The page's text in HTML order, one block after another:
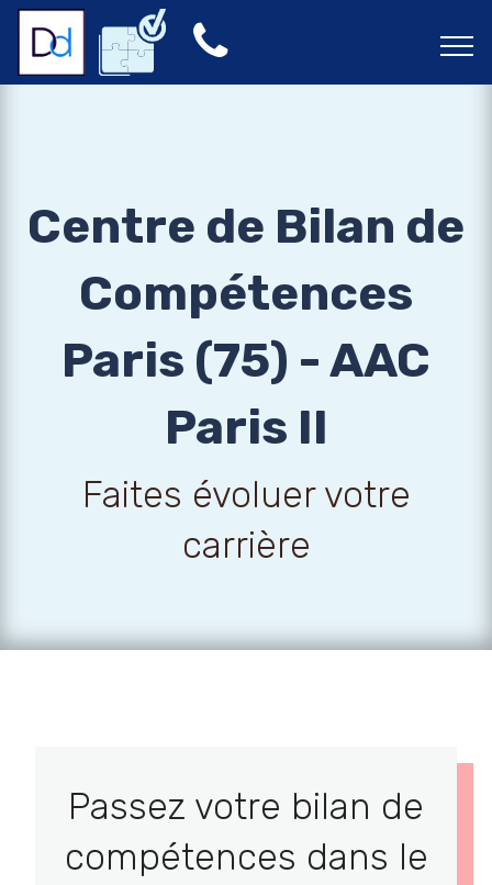
Centre de Bilan de
Compétences
Paris (75) - AAC
Paris II
Faites évoluer votre
carrière
Passez votre bilan de
compétences dans le